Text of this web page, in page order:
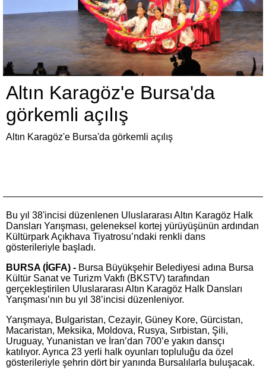
Altın Karagöz'e Bursa'da
görkemli açılış
Altın Karagöz'e Bursa'da görkemli açılış
Bu yıl 38'incisi düzenlenen Uluslararası Altın Karagöz Halk
Dansları Yarışması, geleneksel kortej yürüyüşünün ardından
Kültürpark Açıkhava Tiyatrosu’ndaki renkli dans
gösterileriyle başladı.
BURSA (İGFA) - Bursa Büyükşehir Belediyesi adına Bursa
Kültür Sanat ve Turizm Vakfı (BKSTV) tarafından
gerçekleştirilen Uluslararası Altın Karagöz Halk Dansları
Yarışması’nın bu yıl 38’incisi düzenleniyor.
Yarışmaya, Bulgaristan, Cezayir, Güney Kore, Gürcistan,
Macaristan, Meksika, Moldova, Rusya, Sırbistan, Şili,
Uruguay, Yunanistan ve İran’dan 700’e yakın dansçı
katılıyor. Ayrıca 23 yerli halk oyunları topluluğu da özel
gösterileriyle şehrin dört bir yanında Bursalılarla buluşacak.